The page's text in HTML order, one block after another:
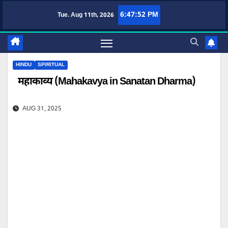
content
Tue. Aug 11th, 2026 6:47:53 PM
TufaWrite – Latest Technology Updates, Informative Knowledge & Spiritual
HINDU SPIRITUAL
महाकाव्य (Mahakavya in Sanatan Dharma)
AUG 31, 2025